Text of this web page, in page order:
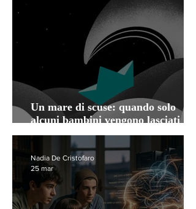
Un mare di scuse: quando solo
alcuni bambini vengono lasciati
affogare
Nadia De Cristofaro
25 mar